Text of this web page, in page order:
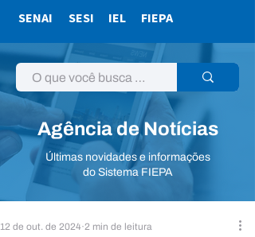
SENAI SESI IEL FIEPA
Agência de Notícias
Últimas novidades e informações
do Sistema FIEPA
12 de out. de 2024 2 min de leitura